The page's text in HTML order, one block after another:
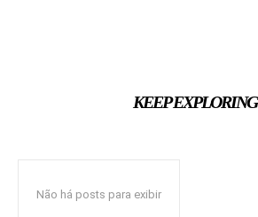
KEEP EXPLORING
Não há posts para exibir